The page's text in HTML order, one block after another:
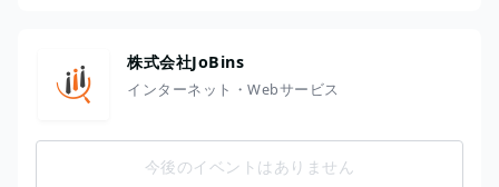
株式会社JoBins
インターネット・Webサービス
今後のイベントはありません